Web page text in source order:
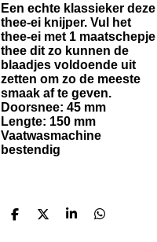
Een echte klassieker deze
thee-ei knijper. Vul het
thee-ei met 1 maatschepje
thee dit zo kunnen de
blaadjes voldoende uit
zetten om zo de meeste
smaak af te geven.
Doorsnee: 45 mm
Lengte: 150 mm
Vaatwasmachine
bestendig
D
D
S
D